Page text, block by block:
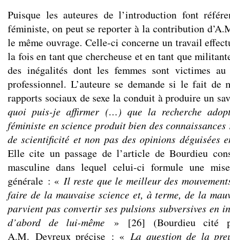
Puisque les auteures de l’introduction font
féministe, on peut se reporter à la contribution
le même ouvrage. Celle-ci concerne un travail
la fois en tant que chercheuse et en tant que
des inégalités dont les femmes sont victimes
professionnel. L’auteure se demande si le fait de
rapports sociaux de sexe la conduit à produire un
quoi puis-je affirmer (…) que la recherche
féministe en science produit bien des
de scientificité et non pas des opinions déguisées
Elle cite un passage de l’article de Bourdieu
masculine dans lequel celui-ci formule une
générale : « Il reste que le meilleur des
faire de la mauvaise science et, à terme, de la
parvient pas convertir ses pulsions subversives en
d’abord de lui-même » [26] (Bourdieu cité
A.M. Devreux précise : « La question de la